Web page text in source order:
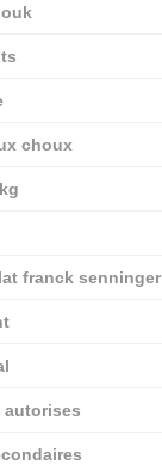
choux
franck senninger
autorises